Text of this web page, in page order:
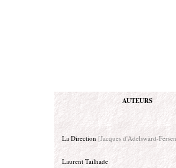
AUTEURS
La Direction [Jacques d'Adelswärd-
Laurent Tailhade